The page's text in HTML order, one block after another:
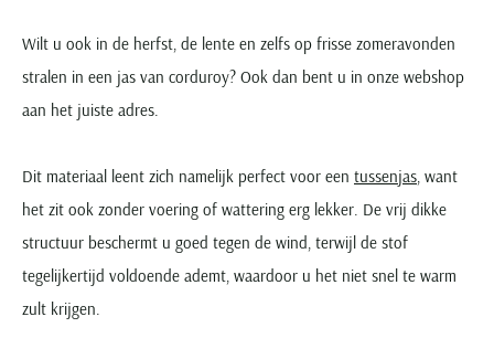
Wilt u ook in de herfst, de lente en zelfs op frisse zomeravonden
stralen in een jas van corduroy? Ook dan bent u in onze webshop
aan het juiste adres.
Dit materiaal leent zich namelijk perfect voor een tussenjas , want
het zit ook zonder voering of wattering erg lekker. De vrij dikke
structuur beschermt u goed tegen de wind, terwijl de stof
tegelijkertijd voldoende ademt, waardoor u het niet snel te warm
zult krijgen.